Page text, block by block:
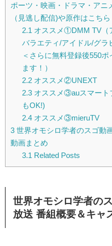
ポーツ・映画・ドラマ・アニ
（見逃し配信)や原作はこちら
2.1 オススメ①DMM TV（
バラエティ/アイドル/グラ
＜さらに無料登録後550
ます！）
2.2オススメ②UNEXT
2.3オススメ③auスマート
もOK!)
2.4オススメ③mieruTV
3 世界オモシロ学者のスゴ動
動画まとめ
3.1 Related Posts
世界オモシロ学者の
放送 番組概要＆キャ